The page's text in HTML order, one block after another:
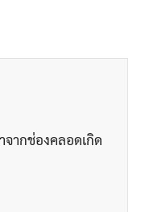
ากช่องคลอดเกิด